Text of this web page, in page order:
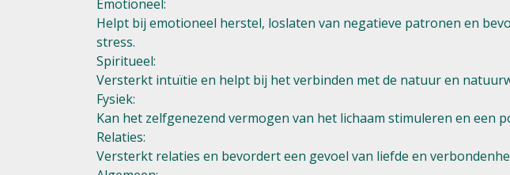
Emotioneel:
Helpt bij emotioneel herstel, loslaten van negatieve patronen en
stress.
Spiritueel:
Versterkt intuïtie en helpt bij het verbinden met de natuur en
Fysiek:
Kan het zelfgenezend vermogen van het lichaam stimuleren en een
Relaties:
Versterkt relaties en bevordert een gevoel van liefde en